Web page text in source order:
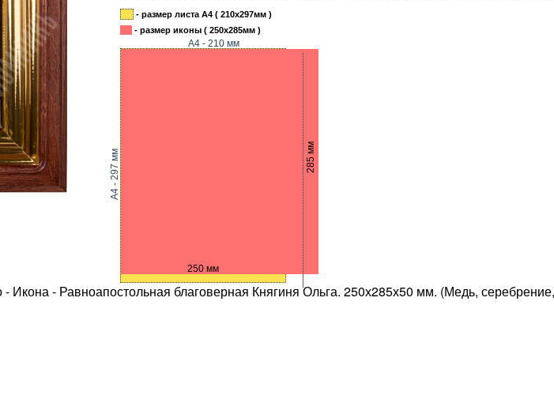
- размер листа А4 ( 210x297мм )
- размер иконы ( 250x285мм )
250 мм
285 мм
А4 - 210 мм
A4 - 297 мм
Икона - Равноапостольная благоверная Княгиня Ольга. 250х285х50 мм. (Медь,